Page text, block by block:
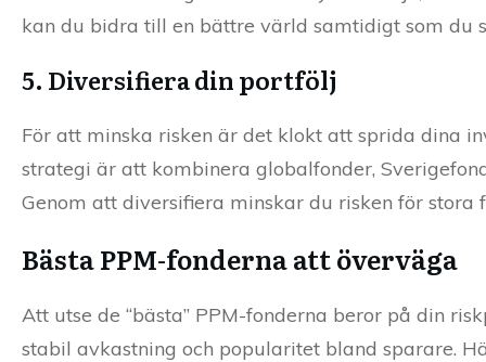
kan du bidra till en bättre värld samtidigt som du
5. Diversifiera din portfölj
För att minska risken är det klokt att sprida dina
strategi är att kombinera globalfonder,
Genom att diversifiera minskar du risken för
Bästa PPM-fonderna att överväga
Att utse de “bästa” PPM-fonderna beror på din
stabil avkastning och popularitet bland sparare.